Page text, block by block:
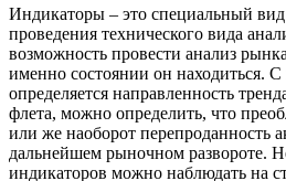
Индикаторы – это специальный
проведения технического вида
возможность провести анализ
именно состоянии он находиться.
определяется направленность
флета, можно определить, что
или же наоборот перепроданность
дальнейшем рыночном развороте.
индикаторов можно наблюдать на